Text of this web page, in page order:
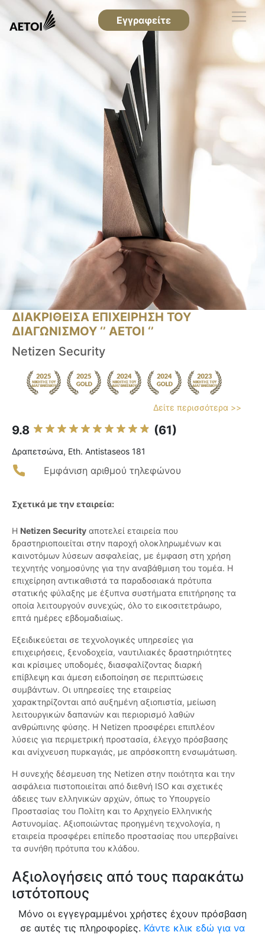
Εγγραφείτε
ΔΙΑΚΡΙΘΕΙΣΑ ΕΠΙΧΕΙΡΗΣΗ ΤΟΥ
ΔΙΑΓΩΝΙΣΜΟΥ ‘’ ΑΕΤΟΙ ‘’
Netizen Security
Δείτε περισσότερα >>
9.8 (61)
Δραπετσώνα, Eth. Antistaseos 181
Εμφάνιση αριθμού τηλεφώνου
Σχετικά με την εταιρεία:
Η Netizen Security αποτελεί εταιρεία που
δραστηριοποιείται στην παροχή ολοκληρωμένων και
καινοτόμων λύσεων ασφαλείας, με έμφαση στη χρήση
τεχνητής νοημοσύνης για την αναβάθμιση του τομέα. Η
επιχείρηση αντικαθιστά τα παραδοσιακά πρότυπα
στατικής φύλαξης με έξυπνα συστήματα επιτήρησης τα
οποία λειτουργούν συνεχώς, όλο το εικοσιτετράωρο,
επτά ημέρες εβδομαδιαίως.
Εξειδικεύεται σε τεχνολογικές υπηρεσίες για
επιχειρήσεις, ξενοδοχεία, ναυτιλιακές δραστηριότητες
και κρίσιμες υποδομές, διασφαλίζοντας διαρκή
επίβλεψη και άμεση ειδοποίηση σε περιπτώσεις
συμβάντων. Οι υπηρεσίες της εταιρείας
χαρακτηρίζονται από αυξημένη αξιοπιστία, μείωση
λειτουργικών δαπανών και περιορισμό λαθών
ανθρώπινης φύσης. Η Netizen προσφέρει επιπλέον
λύσεις για περιμετρική προστασία, έλεγχο πρόσβασης
και ανίχνευση πυρκαγιάς, με απρόσκοπτη ενσωμάτωση.
Η συνεχής δέσμευση της Netizen στην ποιότητα και την
ασφάλεια πιστοποιείται από διεθνή ISO και σχετικές
άδειες των ελληνικών αρχών, όπως το Υπουργείο
Προστασίας του Πολίτη και το Αρχηγείο Ελληνικής
Αστυνομίας. Αξιοποιώντας προηγμένη τεχνολογία, η
εταιρεία προσφέρει επίπεδο προστασίας που υπερβαίνει
τα συνήθη πρότυπα του κλάδου.
Αξιολογήσεις από τους παρακάτω
ιστότοπους
Μόνο οι εγγεγραμμένοι χρήστες έχουν πρόσβαση
σε αυτές τις πληροφορίες. Κάντε κλικ εδώ για να